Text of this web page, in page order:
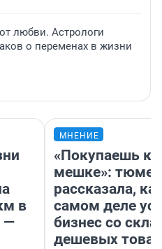
любви. Астрологи
о переменах в жизни
в
—
МНЕНИЕ
«Покупаешь
мешке»:
рассказала,
самом деле
бизнес со
дешевых